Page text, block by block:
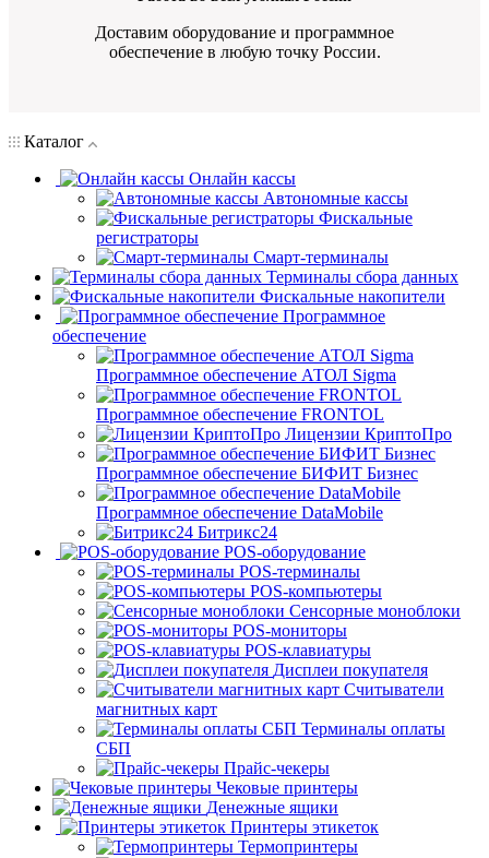
Доставим оборудование и программное
обеспечение в любую точку России.
Каталог
Онлайн кассы
Автономные кассы
Фискальные
регистраторы
Смарт-терминалы
Терминалы сбора данных
Фискальные накопители
Программное
обеспечение
Программное обеспечение АТОЛ Sigma
Программное обеспечение FRONTOL
Лицензии КриптоПро
Программное обеспечение БИФИТ Бизнес
Программное обеспечение DataMobile
Битрикс24
POS-оборудование
POS-терминалы
POS-компьютеры
Сенсорные моноблоки
POS-мониторы
POS-клавиатуры
Дисплеи покупателя
Считыватели
магнитных карт
Терминалы оплаты
СБП
Прайс-чекеры
Чековые принтеры
Денежные ящики
Принтеры этикеток
Термопринтеры